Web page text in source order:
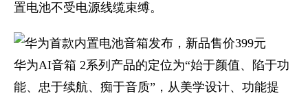
置电池不受电源线缆束缚。
华为AI音箱 2系列产品的定位为“始于颜值、陷于功
能、忠于续航、痴于音质”，从美学设计、功能提